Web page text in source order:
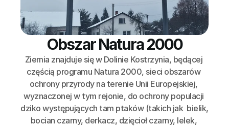
Obszar Natura 2000
Ziemia znajduje się w Dolinie Kostrzynia, będącej
częścią programu Natura 2000, sieci obszarów
ochrony przyrody na terenie Unii Europejskiej,
wyznaczonej w tym rejonie, do ochrony populacji
dziko występujących tam ptaków (takich jak  bielik,
bocian czarny, derkacz, dzięcioł czarny, lelek,